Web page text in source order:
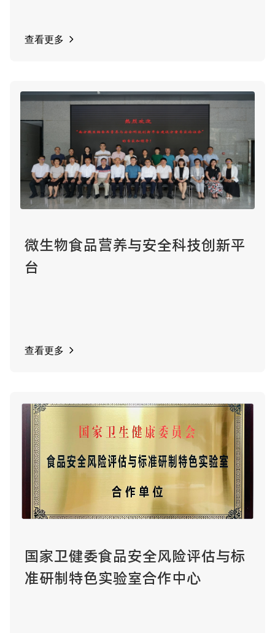
查看更多
微生物食品营养与安全科技创新平
台
查看更多
国家卫健委食品安全风险评估与标
准研制特色实验室合作中心